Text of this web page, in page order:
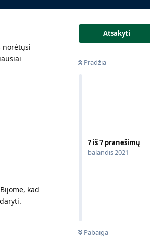
Atsakyti
Pradžia
7 iš7 pranešimų
balandis 2021
Pabaiga
norėtųsi
kad